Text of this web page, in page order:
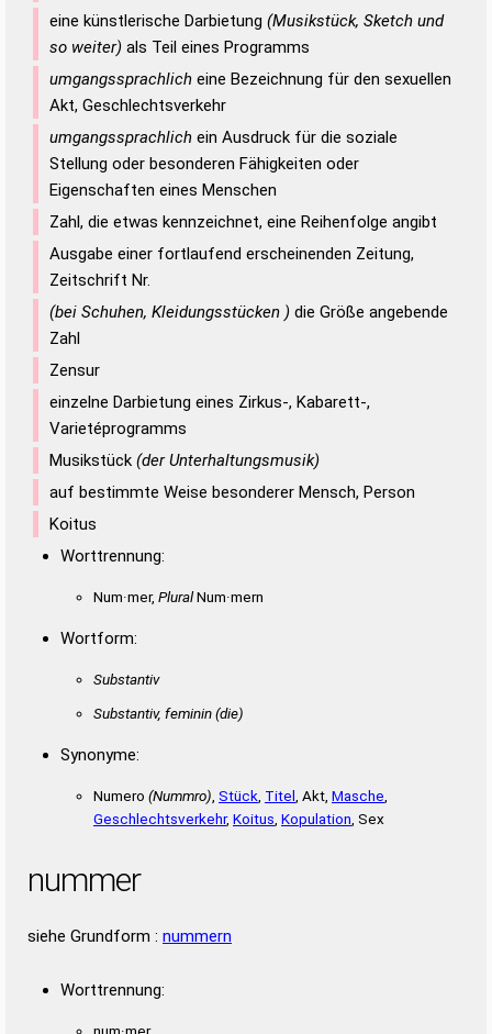
eine künstlerische Darbietung (Musikstück, Sketch und
so weiter) als Teil eines Programms
umgangssprachlich eine Bezeichnung für den sexuellen
Akt, Geschlechtsverkehr
umgangssprachlich ein Ausdruck für die soziale
Stellung oder besonderen Fähigkeiten oder
Eigenschaften eines Menschen
Zahl, die etwas kennzeichnet, eine Reihenfolge angibt
Ausgabe einer fortlaufend erscheinenden Zeitung,
Zeitschrift Nr.
(bei Schuhen, Kleidungsstücken ) die Größe angebende
Zahl
Zensur
einzelne Darbietung eines Zirkus-, Kabarett-,
Varietéprogramms
Musikstück (der Unterhaltungsmusik)
auf bestimmte Weise besonderer Mensch, Person
Koitus
Worttrennung:
Num·mer, PluralNum·mern
Wortform:
Substantiv
Substantiv, feminin(die)
Synonyme:
Numero (Nummro) Stück Titel , Akt, Masche
Geschlechtsverkehr, Koitus Kopulation , Sex
nummer
siehe Grundform : nummern
Worttrennung: